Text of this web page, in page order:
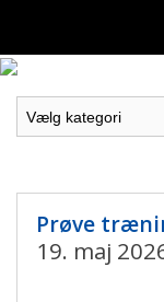
Prøve
19. maj